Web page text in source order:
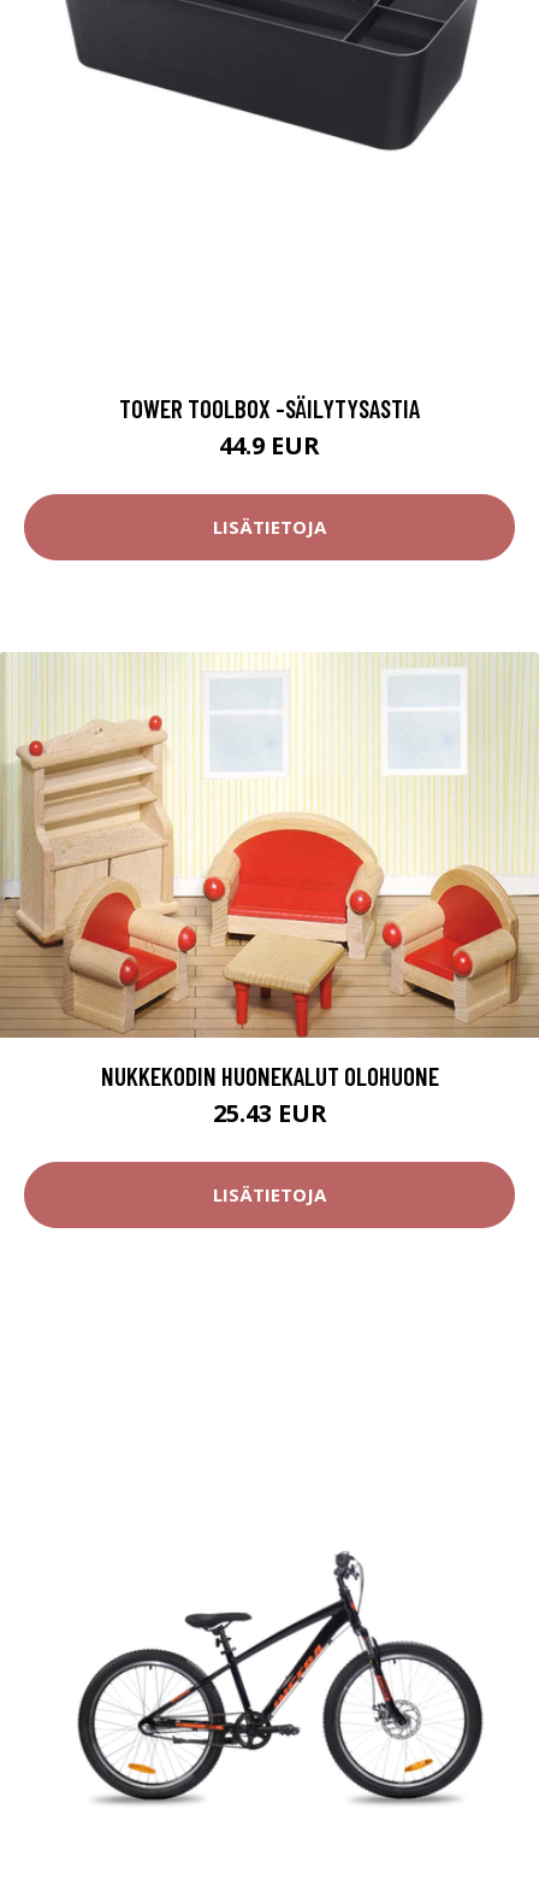
TOWER TOOLBOX -SÄILYTYSASTIA
44.9 EUR
LISÄTIETOJA
NUKKEKODIN HUONEKALUT OLOHUONE
25.43 EUR
LISÄTIETOJA